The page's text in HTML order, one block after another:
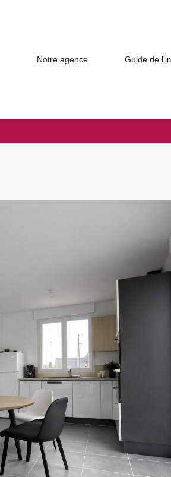
Notre agence Guide de